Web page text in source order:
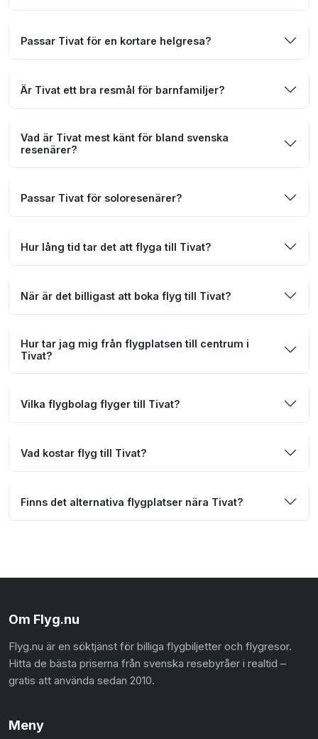
Passar Tivat för en kortare helgresa?
Är Tivat ett bra resmål för barnfamiljer?
Vad är Tivat mest känt för bland svenska
resenärer?
Passar Tivat för soloresenärer?
Hur lång tid tar det att flyga till Tivat?
När är det billigast att boka flyg till Tivat?
Hur tar jag mig från flygplatsen till centrum i
Tivat?
Vilka flygbolag flyger till Tivat?
Vad kostar flyg till Tivat?
Finns det alternativa flygplatser nära Tivat?
Om Flyg.nu
Flyg.nu är en söktjänst för billiga flygbiljetter och flygresor.
Hitta de bästa priserna från svenska resebyråer i realtid –
gratis att använda sedan 2010.
Meny